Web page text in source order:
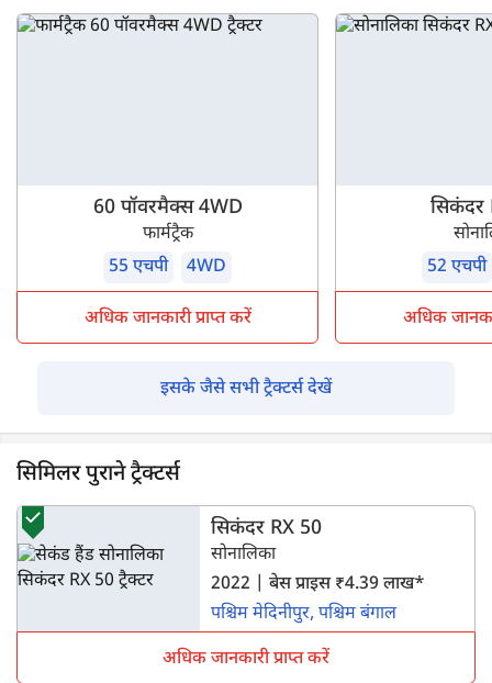
60 पॉवरमैक्स 4WD
फार्मट्रैक
55 एचपी
4WD
अधिक जानकारी प्राप्त करें
सिकंदर
52 एचपी
अधिक
इसके जैसे सभी ट्रैक्टर्स देखें
सिमिलर पुराने ट्रैक्टर्स
सिकंदर RX 50
सोनालिका
2022 | बेस प्राइस ₹4.39 लाख*
पश्चिम मेदिनीपुर, पश्चिम बंगाल
अधिक जानकारी प्राप्त करें